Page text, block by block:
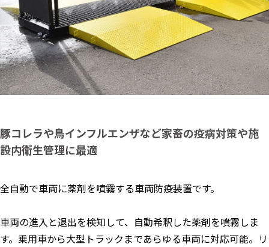
豚コレラや鳥インフルエンザなど家畜の疫病対策や施
設内衛生管理に最適
全自動で車両に薬剤を噴霧する車両防疫装置です。
車両の進入と退出を検知して、自動希釈した薬剤を噴霧しま
す。乗用車から大型トラックまであらゆる車両に対応可能。リ